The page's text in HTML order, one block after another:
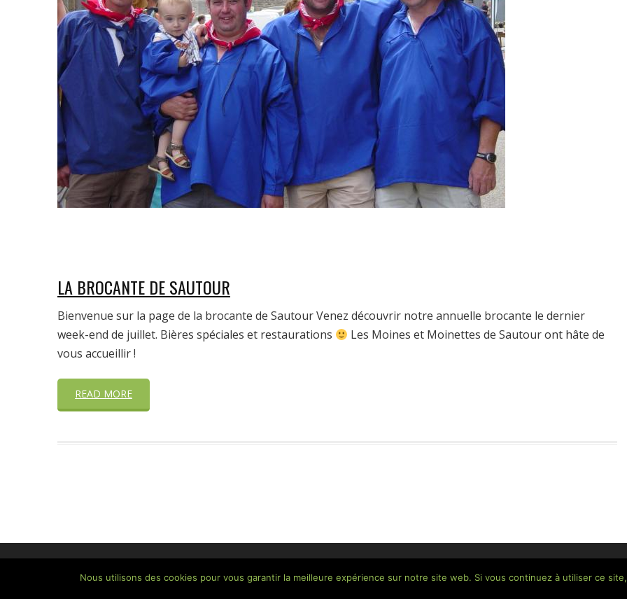
LA BROCANTE DE SAUTOUR
Bienvenue sur la page de la brocante de Sautour Venez découvrir notre annuelle brocante le dernier
week-end de juillet. Bières spéciales et restaurations
Les Moines et Moinettes de Sautour ont hâte de
vous accueillir !
READ MORE
Sautour.be @2019 by SOLAWI | Propulsé par WORDPRESS
Nous utilisons des cookies pour vous garantir la meilleure expérience sur notre site web. Si vous continuez à utiliser ce